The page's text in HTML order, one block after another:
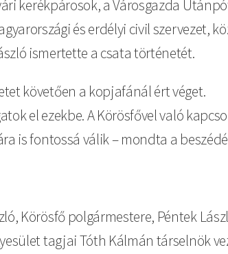
kerékpárosok, a Városgazda
és erdélyi civil szervezet,
ismertette a csata történetét.
követően a kopjafánál ért véget.
el ezekbe. A Körösfővel való
is fontossá válik – mondta a
Körösfő polgármestere, Péntek
tagjai Tóth Kálmán társelnök